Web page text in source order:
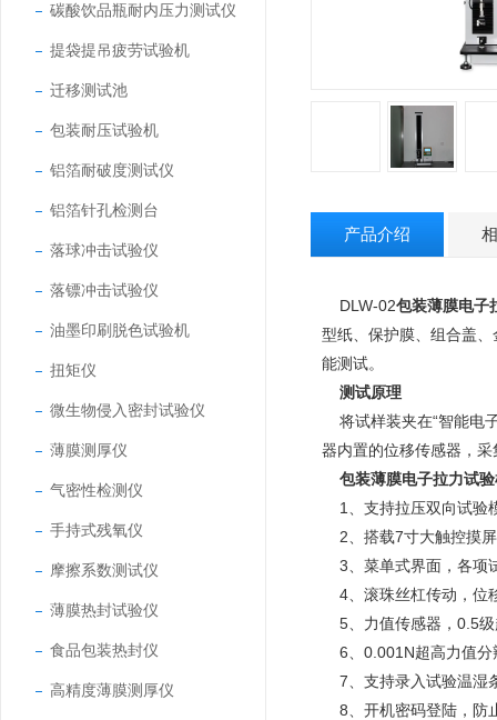
碳酸饮品瓶耐内压力测试仪
提袋提吊疲劳试验机
迁移测试池
包装耐压试验机
铝箔耐破度测试仪
铝箔针孔检测台
落球冲击试验仪
落镖冲击试验仪
油墨印刷脱色试验机
扭矩仪
微生物侵入密封试验仪
薄膜测厚仪
气密性检测仪
手持式残氧仪
摩擦系数测试仪
薄膜热封试验仪
食品包装热封仪
高精度薄膜测厚仪
产品介绍
DLW-02包装薄膜电子
型纸、保护膜、组合盖
能测试。
测试原理
将试样装夹在“智能电
器内置的位移传感器，
包装薄膜电子拉力试
1、支持拉压双向试验
2、搭载7寸大触控摸
3、菜单式界面，各项
4、滚珠丝杠传动，位
5、力值传感器，0.5级
6、0.001N超高力值分
7、支持录入试验温湿
8、开机密码登陆，防